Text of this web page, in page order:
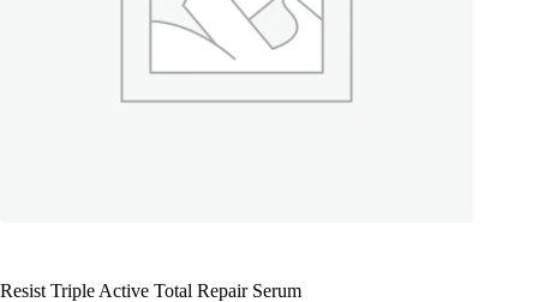
Resist Triple Active Total Repair Serum